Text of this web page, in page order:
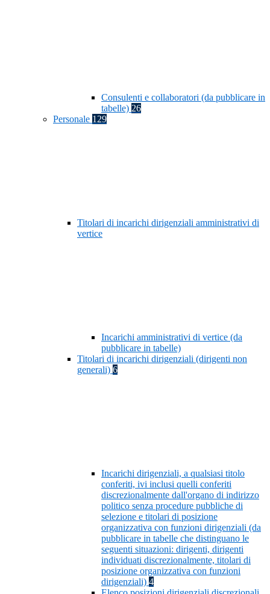
Consulenti e collaboratori (da pubblicare in
tabelle) 26
Personale 129
Titolari di incarichi dirigenziali amministrativi di
vertice
Incarichi amministrativi di vertice (da
pubblicare in tabelle)
Titolari di incarichi dirigenziali (dirigenti non
generali) 6
Incarichi dirigenziali, a qualsiasi titolo
conferiti, ivi inclusi quelli conferiti
discrezionalmente dall'organo di indirizzo
politico senza procedure pubbliche di
selezione e titolari di posizione
organizzativa con funzioni dirigenziali (da
pubblicare in tabelle che distinguano le
seguenti situazioni: dirigenti, dirigenti
individuati discrezionalmente, titolari di
posizione organizzativa con funzioni
dirigenziali) 4